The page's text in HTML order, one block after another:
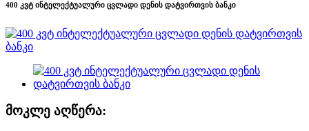
400 კვტ ინტელექტუალური ცვლადი დენის დატვირთვის ბანკი
მოკლე აღწერა: